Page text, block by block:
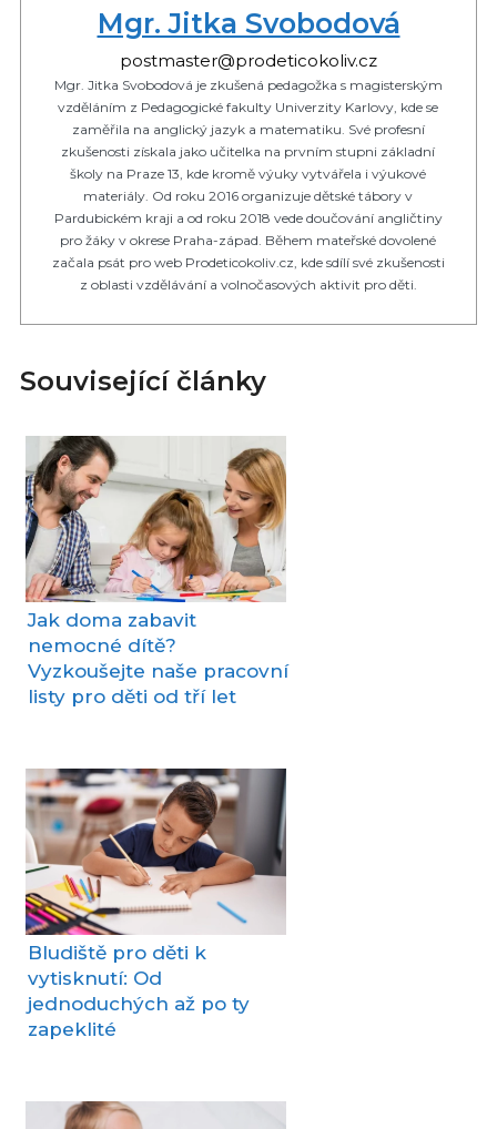
Mgr. Jitka Svobodová
postmaster@prodeticokoliv.cz
Mgr. Jitka Svobodová je zkušená pedagožka s magisterským
vzděláním z Pedagogické fakulty Univerzity Karlovy, kde se
zaměřila na anglický jazyk a matematiku. Své profesní
zkušenosti získala jako učitelka na prvním stupni základní
školy na Praze 13, kde kromě výuky vytvářela i výukové
materiály. Od roku 2016 organizuje dětské tábory v
Pardubickém kraji a od roku 2018 vede doučování angličtiny
pro žáky v okrese Praha-západ. Během mateřské dovolené
začala psát pro web Prodeticokoliv.cz, kde sdílí své zkušenosti
z oblasti vzdělávání a volnočasových aktivit pro děti.
Související články
Jak doma zabavit
nemocné dítě?
Vyzkoušejte naše pracovní
listy pro děti od tří let
Bludiště pro děti k
vytisknutí: Od
jednoduchých až po ty
zapeklité